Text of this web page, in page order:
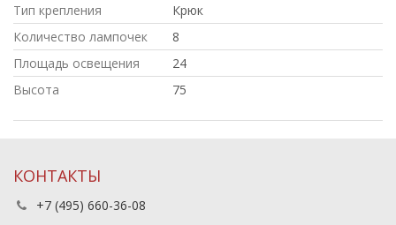
Тип крепления
Крюк
Количество лампочек
8
Площадь освещения
24
Высота
75
КОНТАКТЫ
+7 (495) 660-36-08